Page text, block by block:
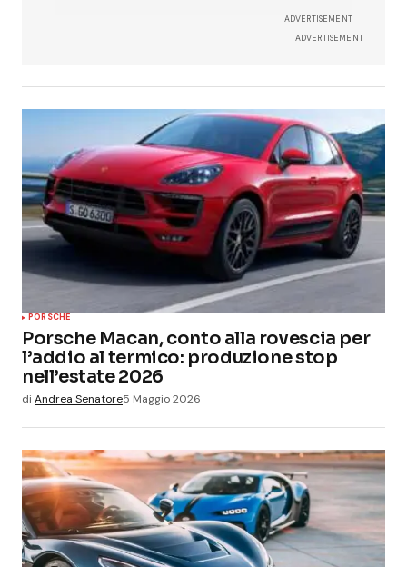
ADVERTISEMENT
ADVERTISEMENT
PORSCHE
Porsche Macan, conto alla rovescia per
l’addio al termico: produzione stop
nell’estate 2026
di Andrea Senatore5 Maggio 2026